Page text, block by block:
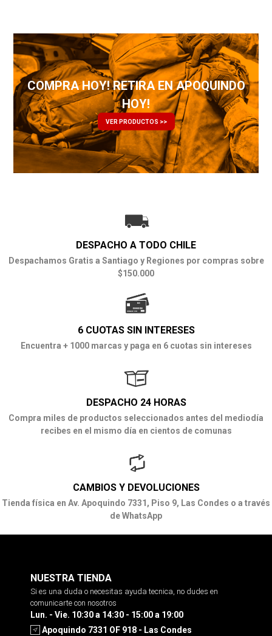
COMPRA HOY! RETIRA EN APOQUINDO
HOY!
VER PRODUCTOS >>
DESPACHO A TODO CHILE
Despachamos Gratis a Santiago y Regiones por compras sobre
$150.000
6 CUOTAS SIN INTERESES
Encuentra + 1000 marcas y paga en 6 cuotas sin intereses
DESPACHO 24 HORAS
Compra miles de productos seleccionados antes del mediodía
recibes en el mismo día en cientos de comunas
CAMBIOS Y DEVOLUCIONES
Tienda física en Av. Apoquindo 7331, Piso 9, Las Condes o a través
de WhatsApp
NUESTRA TIENDA
Si es una duda o necesitas ayuda tecnica, no dudes en
comunicarte con nosotros
Lun. - Vie. 10:30 a 14:30 - 15:00 a 19:00
Apoquindo 7331 OF 918 - Las Condes